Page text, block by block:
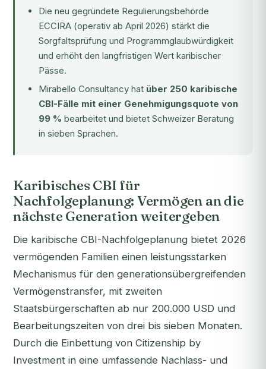
Die neu gegründete Regulierungsbehörde
ECCIRA (operativ ab April 2026) stärkt die
Sorgfaltsprüfung und Programmglaubwürdigkeit
und erhöht den langfristigen Wert karibischer
Pässe.
Mirabello Consultancy hat über 250 karibische
CBI-Fälle mit einer Genehmigungsquote von
99 % bearbeitet und bietet Schweizer Beratung
in sieben Sprachen.
Karibisches CBI für
Nachfolgeplanung: Vermögen an die
nächste Generation weitergeben
Die karibische CBI-Nachfolgeplanung bietet 2026
vermögenden Familien einen leistungsstarken
Mechanismus für den generationsübergreifenden
Vermögenstransfer, mit zweiten
Staatsbürgerschaften ab nur 200.000 USD und
Bearbeitungszeiten von drei bis sieben Monaten.
Durch die Einbettung von Citizenship by
Investment in eine umfassende Nachlass- und